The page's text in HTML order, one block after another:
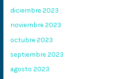
diciembre 2023
noviembre 2023
octubre 2023
septiembre 2023
agosto 2023